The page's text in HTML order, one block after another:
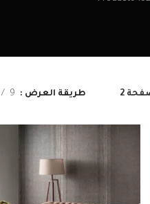
2 طريقة العرض 9